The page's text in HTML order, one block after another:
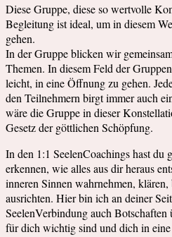
Diese Gruppe, diese so wertvolle
Begleitung ist ideal, um in diesem
gehen.
In der Gruppe blicken wir
Themen. In diesem Feld der
leicht, in eine Öffnung zu gehen.
den Teilnehmern birgt immer auch
wäre die Gruppe in dieser
Gesetz der göttlichen Schöpfung.
In den 1:1 SeelenCoachings hast du
erkennen, wie alles aus dir heraus
inneren Sinnen wahrnehmen,
ausrichten. Hier bin ich an deiner
SeelenVerbindung auch
für dich wichtig sind und dich in